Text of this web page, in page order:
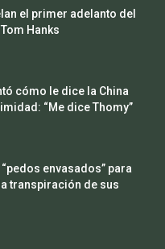
el primer adelanto del
Hanks
cómo le dice la China
“Me dice Thomy”
envasados” para
transpiración de sus